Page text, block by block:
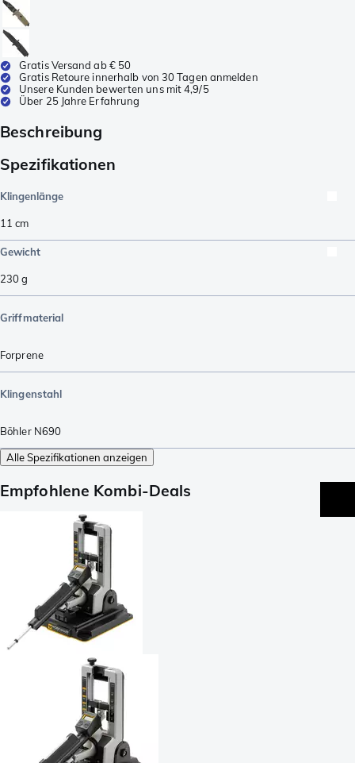
Gratis Versand ab € 50
Gratis Retoure innerhalb von 30 Tagen anmelden
Unsere Kunden bewerten uns mit 4,9/5
Über 25 Jahre Erfahrung
Beschreibung
Spezifikationen
Klingenlänge
11 cm
Gewicht
230g
Griffmaterial
Forprene
Klingenstahl
Böhler N690
Alle Spezifikationen anzeigen
Empfohlene Kombi-Deals